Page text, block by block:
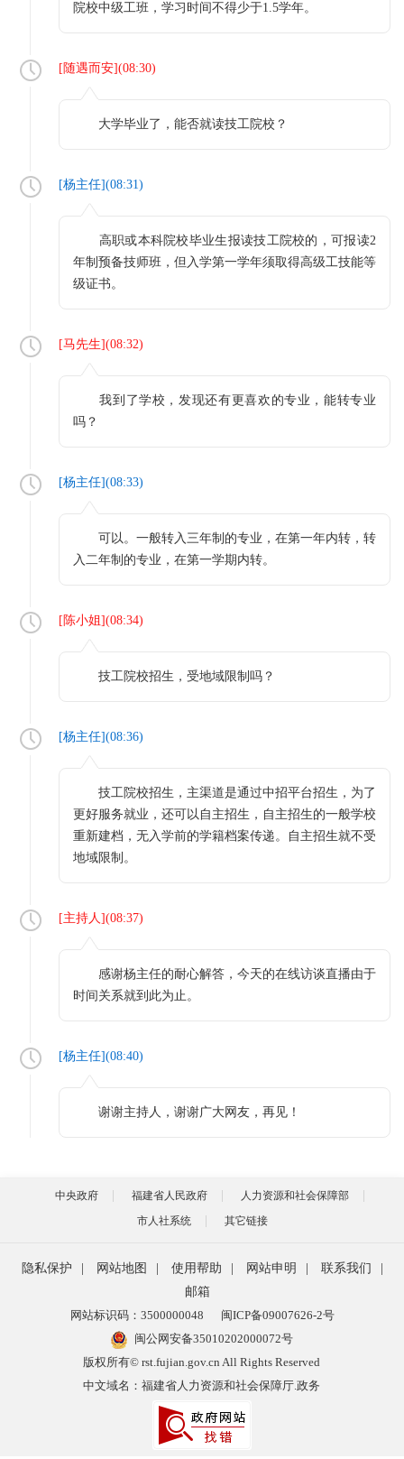
院校中级工班，学习时间不得少于1.5学年。
[ 随遇而安](08:30)
大学毕业了，能否就读技工院校？
[杨主任](08:31)
高职或本科院校毕业生报读技工院校的，可报读2
年制预备技师班，但入学第一学年须取得高级工技能等
级证书。
[马先生](08:32)
我到了学校，发现还有更喜欢的专业，能转专业
吗？
[杨主任](08:33)
可以。一般转入三年制的专业，在第一年内转，转
入二年制的专业，在第一学期内转。
[ 陈小姐 ](08:34)
技工院校招生，受地域限制吗？
[杨主任](08:36)
技工院校招生，主渠道是通过中招平台招生，为了
更好服务就业，还可以自主招生，自主招生的一般学校
重新建档，无入学前的学籍档案传递。自主招生就不受
地域限制。
[主持人](08:37)
感谢杨主任的耐心解答，今天的在线访谈直播由于
时间关系就到此为止。
[杨主任](08:40)
谢谢主持人，谢谢广大网友，再见！
中央政府 福建省人民政府
人力资源和社会保障部
市人社系统
其它链接
隐私保护 网站地图 使用帮助 网站申明 联系我们
邮箱
网站标识码：3500000048
闽ICP备09007626-2号
闽公网安备35010202000072号
版权所有© rst.fujian.gov.cn All Rights Reserved
中文域名：福建省人力资源和社会保障厅.政务